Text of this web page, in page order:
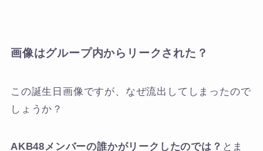
画像はグループ内からリークされた？
この誕生日画像ですが、なぜ流出してしまったので
しょうか？
AKB48メンバーの誰かがリークしたのでは？ とま